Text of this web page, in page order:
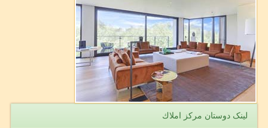
لینک دوستان مركز املاك